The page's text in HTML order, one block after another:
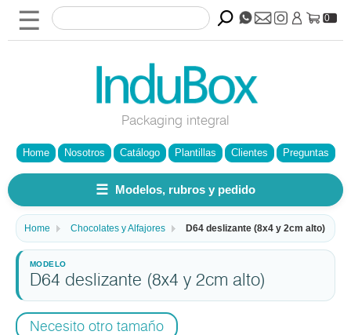
☰
Packaging integral
0
Home Nosotros Catálogo Plantillas Clientes Preguntas
☰ Modelos, rubros y pedido
Home Chocolates y Alfajores D64 deslizante (8x4 y 2cm alto)
D64 deslizante (8x4 y 2cm alto)
Necesito otro tamaño